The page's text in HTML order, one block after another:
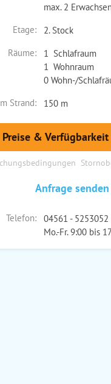
max. 2
Etage:
2. Stock
Räume:
1 Schlafraum
1 Wohnraum
0 Wohn-/
Strand:
150 m
Preise &
Anfrage senden
Telefon:
04561 - 5253052
Mo.-Fr. 9:00 bis